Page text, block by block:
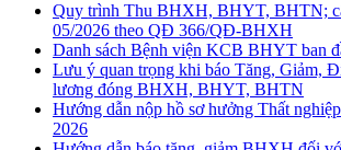
Quy trình Thu BHXH, BHYT, BHTN;
05/2026 theo QĐ 366/QĐ-BHXH
Danh sách Bệnh viện KCB BHYT ban
Lưu ý quan trọng khi báo Tăng, Giảm,
lương đóng BHXH, BHYT, BHTN
Hướng dẫn nộp hồ sơ hưởng Thất
2026